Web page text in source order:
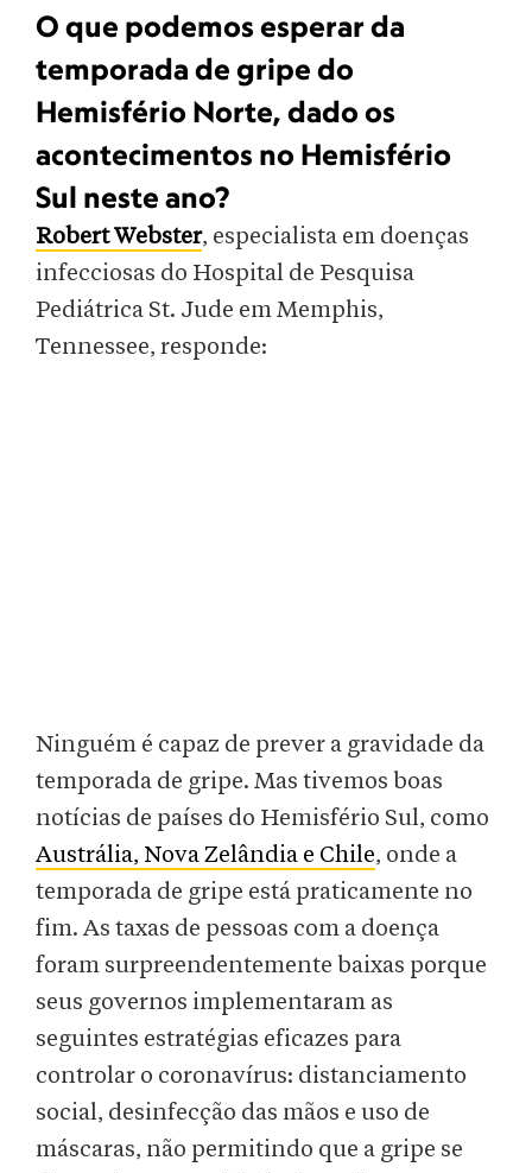
O que podemos esperar da
temporada de gripe do
Hemisfério Norte, dado os
acontecimentos no Hemisfério
Sul neste ano?
Robert Webster, especialista em doenças
infecciosas do Hospital de Pesquisa
Pediátrica St. Jude em Memphis,
Tennessee, responde:
Ninguém é capaz de prever a gravidade da
temporada de gripe. Mas tivemos boas
notícias de países do Hemisfério Sul, como
Austrália, Nova Zelândia e Chile, onde a
temporada de gripe está praticamente no
fim. As taxas de pessoas com a doença
foram surpreendentemente baixas porque
seus governos implementaram as
seguintes estratégias eficazes para
controlar o coronavírus: distanciamento
social, desinfecção das mãos e uso de
máscaras, não permitindo que a gripe se